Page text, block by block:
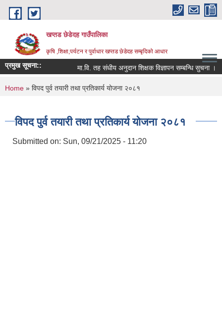
Skip to main content
खप्तड छेडेदह गाउँपालिका
कृषि ,शिक्षा,पर्यटन र पुर्वाधार खप्तड छेडेदह सम्बृदिको आधार
प्रमुख सूचना:: मा.वि. तह संधीय अनुदान शिक्षक विज्ञापन सम्बन्धि सुचना ।
You are here
Home » विपद पुर्व तयारी तथा प्रतिकार्य योजना २०८१
विपद पुर्व तयारी तथा प्रतिकार्य योजना २०८१
Submitted on: Sun, 09/21/2025 - 11:20